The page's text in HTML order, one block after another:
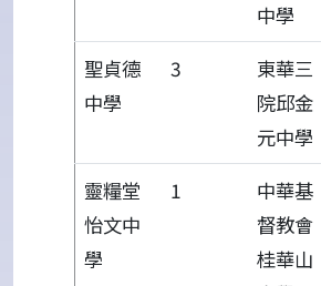
中學
聖貞德
中學
3
東華三
院邱金
元中學
靈糧堂
怡文中
學
1
中華基
督教會
桂華山